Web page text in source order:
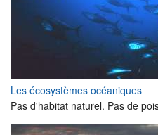
Les écosystèmes océaniques
Pas d'habitat naturel. Pas de